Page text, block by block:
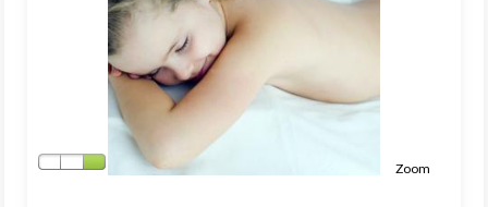
Zoom